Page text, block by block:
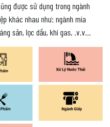
được sử dụng trong ngành
khác nhau như: ngành mía
sản, lọc dầu, khí gas, .v.v…